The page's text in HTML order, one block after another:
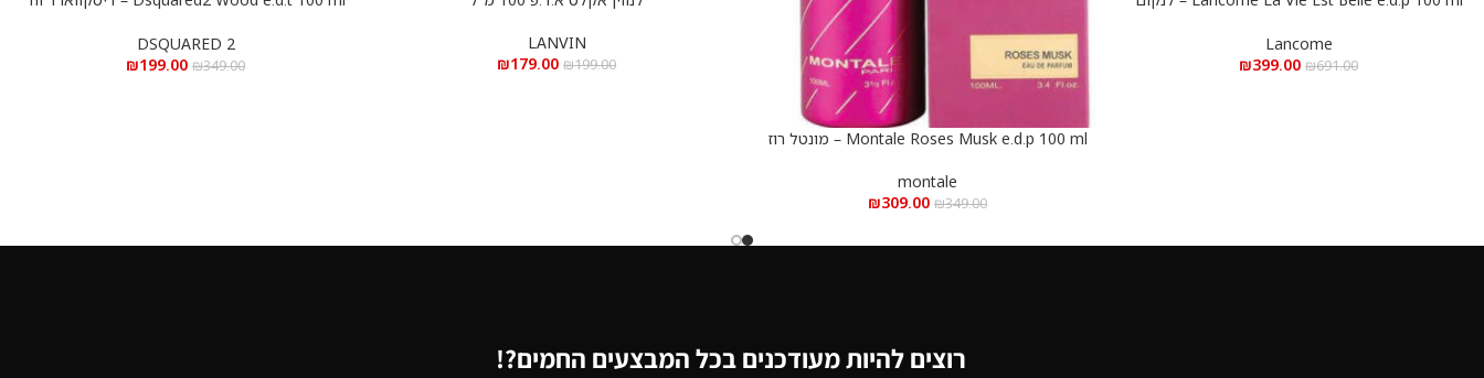
Lancome
₪691.00
₪399.00
הוספה לסל
Montale Roses Musk e.d.p 100 ml – מונטל רוז
montale
₪349.00
₪309.00
LANVIN
₪199.00
₪179.00
DSQUARED 2
₪349.00
₪199.00
רוצים להיות מעודכנים בכל המבצעים החמים?!